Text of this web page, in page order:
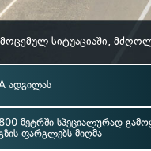
მოცემულ სიტუაციაში,
ადგილას
800 მეტრში სპეციალურად
ფარგლებს მიღმა